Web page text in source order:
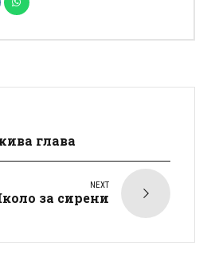
глава
NEXT
за сирени